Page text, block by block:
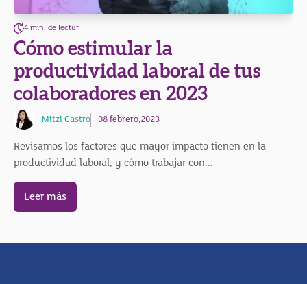
4 min. de lectur.
Cómo estimular la
productividad laboral de tus
colaboradores en 2023
Mitzi Castro 08 febrero,2023
Revisamos los factores que mayor impacto tienen en la
productividad laboral, y cómo trabajar con...
Leer más